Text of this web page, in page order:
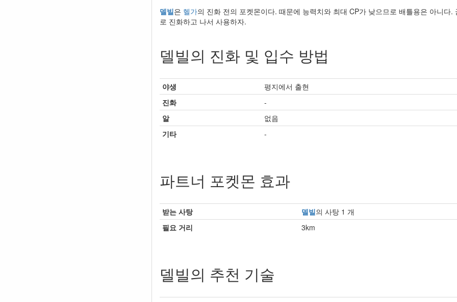
델빌은 헬가의 진화 전의 포켓몬이다. 때문에 능력치와 최대 CP가 낮으므로 배틀용은 아니다
로 진화하고 나서 사용하자.
델빌의 진화 및 입수 방법
야생
평지에서 출현
진화
-
알
없음
기타
-
파트너 포켓몬 효과
받는 사탕 델빌의 사탕 1 개
필요 거리
3km
델빌의 추천 기술